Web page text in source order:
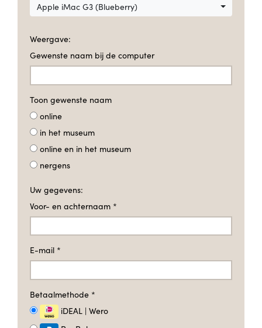
Apple iMac G3 (Blueberry)
Weergave:
Gewenste naam bij de computer
Toon gewenste naam
online
in het museum
online en in het museum
nergens
Uw gegevens:
Voor- en achternaam *
E-mail *
Betaalmethode *
iDEAL | Wero